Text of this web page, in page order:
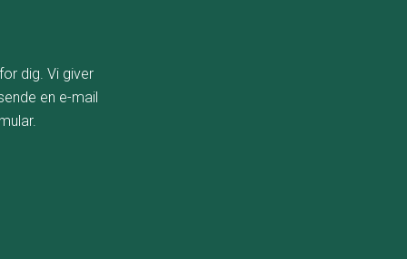
dig. Vi giver
en e-mail